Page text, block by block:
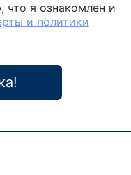
я ознакомлен и
и политики